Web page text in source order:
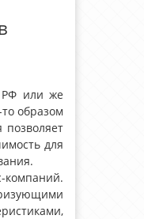
РФ или же
образом
позволяет
для
компаний.